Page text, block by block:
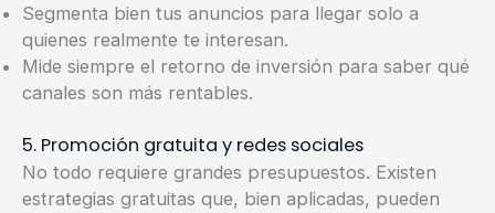
Segmenta bien tus anuncios para llegar solo a
quienes realmente te interesan.
Mide siempre el retorno de inversión para saber qué
canales son más rentables.
5. Promoción gratuita y redes sociales
No todo requiere grandes presupuestos. Existen
estrategias gratuitas que, bien aplicadas, pueden